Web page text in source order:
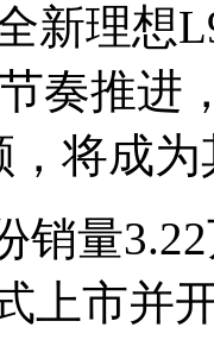
新理想
奏推进
将成
销量
上市并